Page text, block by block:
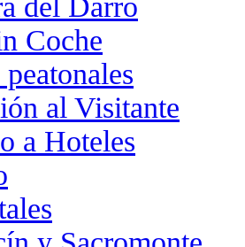
del Darro
Coche
al Visitante
a Hoteles